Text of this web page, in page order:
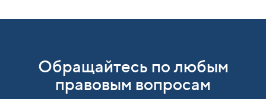
Обращайтесь по любым
правовым вопросам